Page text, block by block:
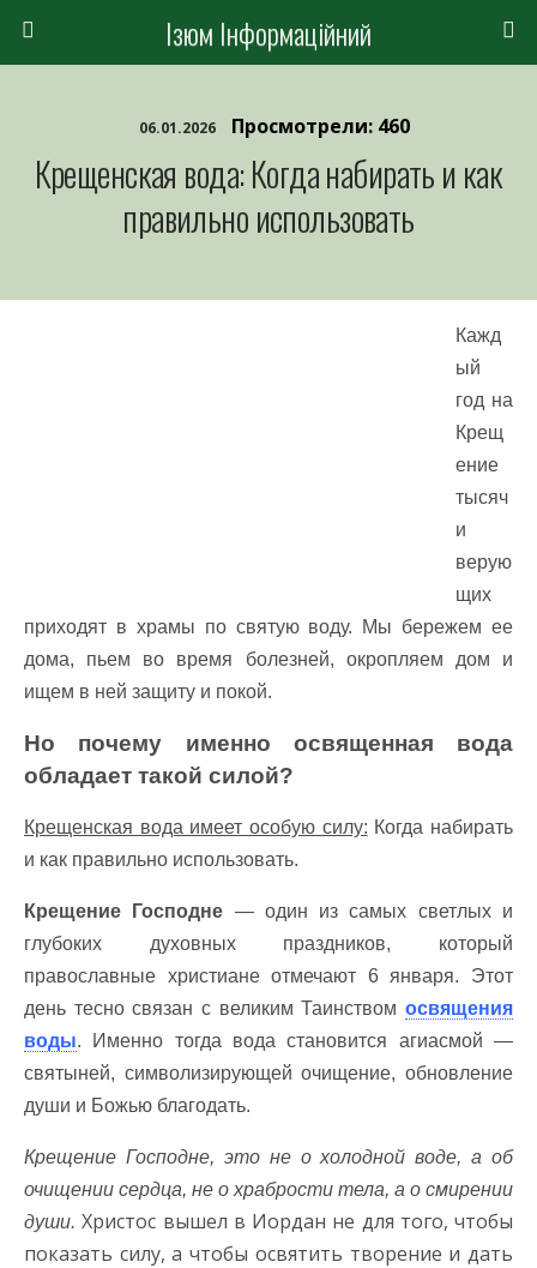
Ізюм Інформаційний
06.01.2026 Просмотрели: 460
Крещенская вода: Когда набирать и как
правильно использовать
Кажд
ый
год на
Крещ
ение
тысяч
и
верую
щих
приходят в храмы по святую воду. Мы бережем ее
дома, пьем во время болезней, окропляем дом и
ищем в ней защиту и покой.
Но почему именно освященная вода
обладает такой силой?
Крещенская вода имеет особую силу: Когда набирать
и как правильно использовать.
Крещение Господне — один из самых светлых и
глубоких духовных праздников, который
православные христиане отмечают 6 января. Этот
день тесно связан с великим Таинством освящения
воды. Именно тогда вода становится агиасмой —
святыней, символизирующей очищение, обновление
души и Божью благодать.
Крещение Господне, это не о холодной воде, а об
очищении сердца, не о храбрости тела, а о смирении
души.Христос вышел в Иордан не для того, чтобы
показать силу, а чтобы освятить творение и дать